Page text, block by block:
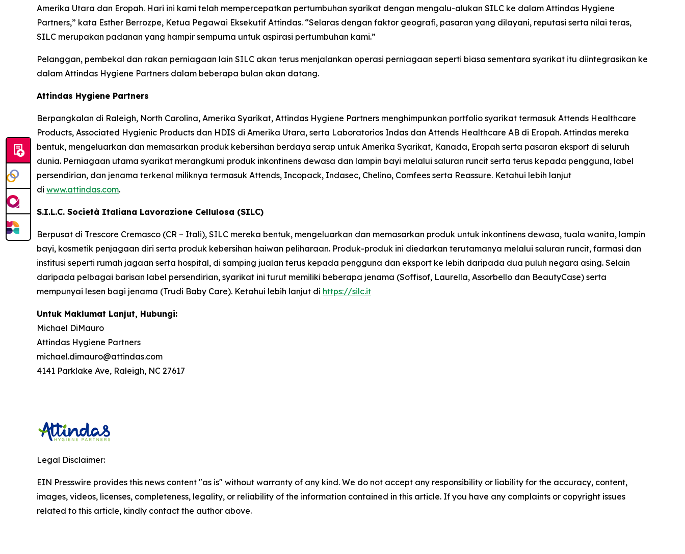
Amerika Utara dan Eropah. Hari ini kami telah mempercepatkan pertumbuhan syarikat dengan mengalu-alukan SILC ke dalam Attindas Hygiene
Partners,” kata Esther Berrozpe, Ketua Pegawai Eksekutif Attindas. “Selaras dengan faktor geografi, pasaran yang dilayani, reputasi serta nilai teras,
SILC merupakan padanan yang hampir sempurna untuk aspirasi pertumbuhan kami.”
Pelanggan, pembekal dan rakan perniagaan lain SILC akan terus menjalankan operasi perniagaan seperti biasa sementara syarikat itu diintegrasikan ke
dalam Attindas Hygiene Partners dalam beberapa bulan akan datang.
Attindas Hygiene Partners
Berpangkalan di Raleigh, North Carolina, Amerika Syarikat, Attindas Hygiene Partners menghimpunkan portfolio syarikat termasuk Attends Healthcare
Products, Associated Hygienic Products dan HDIS di Amerika Utara, serta Laboratorios Indas dan Attends Healthcare AB di Eropah. Attindas mereka
bentuk, mengeluarkan dan memasarkan produk kebersihan berdaya serap untuk Amerika Syarikat, Kanada, Eropah serta pasaran eksport di seluruh
dunia. Perniagaan utama syarikat merangkumi produk inkontinens dewasa dan lampin bayi melalui saluran runcit serta terus kepada pengguna, label
persendirian, dan jenama terkenal miliknya termasuk Attends, Incopack, Indasec, Chelino, Comfees serta Reassure. Ketahui lebih lanjut
di www.attindas.com.
S.I.L.C. Società Italiana Lavorazione Cellulosa (SILC)
Berpusat di Trescore Cremasco (CR – Itali), SILC mereka bentuk, mengeluarkan dan memasarkan produk untuk inkontinens dewasa, tuala wanita, lampin
bayi, kosmetik penjagaan diri serta produk kebersihan haiwan peliharaan. Produk-produk ini diedarkan terutamanya melalui saluran runcit, farmasi dan
institusi seperti rumah jagaan serta hospital, di samping jualan terus kepada pengguna dan eksport ke lebih daripada dua puluh negara asing. Selain
daripada pelbagai barisan label persendirian, syarikat ini turut memiliki beberapa jenama (Soffisof, Laurella, Assorbello dan BeautyCase) serta
mempunyai lesen bagi jenama (Trudi Baby Care). Ketahui lebih lanjut di https://silc.it
Untuk Maklumat Lanjut, Hubungi:
Michael DiMauro
Attindas Hygiene Partners
michael.dimauro@attindas.com
4141 Parklake Ave, Raleigh, NC 27617
Legal Disclaimer:
EIN Presswire provides this news content "as is" without warranty of any kind. We do not accept any responsibility or liability for the accuracy, content,
images, videos, licenses, completeness, legality, or reliability of the information contained in this article. If you have any complaints or copyright issues
related to this article, kindly contact the author above.